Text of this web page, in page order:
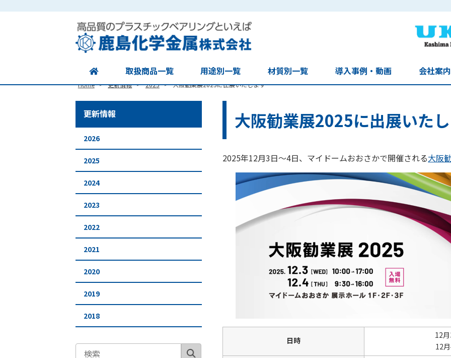
取扱商品一覧 用途別一覧 材質別一覧 導入事例・動画 会社案内
Home > 更新情報 > 2025 > 大阪勧業展2025に出展いたします
大阪勧業展2025に出展いた
2025年12月3日～4日、マイドームおおさかで開催される大阪
日時
12
12
更新情報
2026
2025
2024
2023
2022
2021
2020
2019
2018